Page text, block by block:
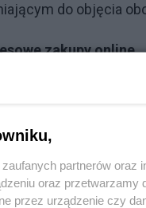
do objęcia
zakupy online
partnerów oraz
oraz przetwarzamy
przez urządzenie czy